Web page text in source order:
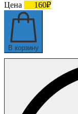
Цена
160₽
В корзину